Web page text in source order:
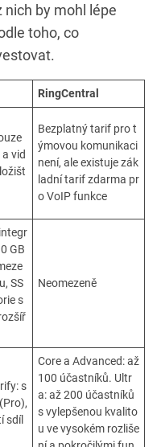
nich by mohl lépe
toho, co
RingCentral
vid
Bezplatný tarif pro t
ýmovou komunikaci
není, ale existuje zák
ladní tarif zdarma pr
o VoIP funkce
GB
SS
s
Neomezeně
s
sdíl
Core a Advanced: až
100 účastníků. Ultr
a: až 200 účastníků
s vylepšenou kvalito
u ve vysokém rozliše